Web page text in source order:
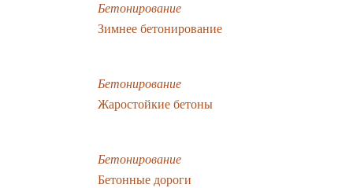
Бетонирование
Зимнее бетонирование
Бетонирование
Жаростойкие бетоны
Бетонирование
Бетонные дороги